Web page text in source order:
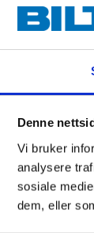
Denne
Vi bruker
analysere
sosiale
dem, eller